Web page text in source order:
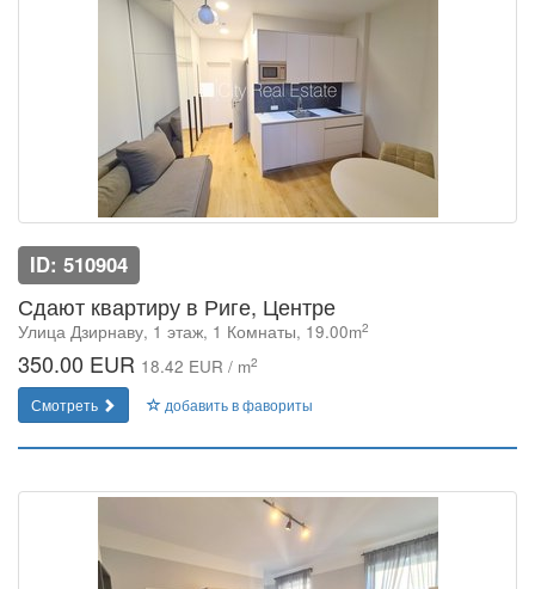
ID: 510904
Сдают квартиру в Риге, Центре
Улица Дзирнаву, 1 этаж, 1 Комнаты, 19.00m2
350.00 EUR 18.42 EUR / m2
Смотреть добавить в фавориты